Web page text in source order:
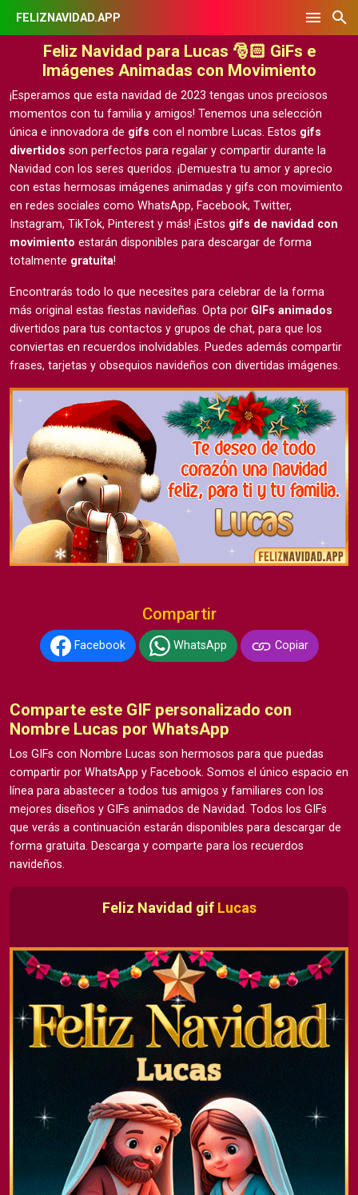
FELIZNAVIDAD.APP
Feliz Navidad para Lucas 🎅🏻 GiFs e
Imágenes Animadas con Movimiento
¡Esperamos que esta navidad de 2023 tengas unos preciosos
momentos con tu familia y amigos! Tenemos una selección
única e innovadora de gifs con el nombre Lucas. Estos gifs
divertidos son perfectos para regalar y compartir durante la
Navidad con los seres queridos. ¡Demuestra tu amor y aprecio
con estas hermosas imágenes animadas y gifs con movimiento
en redes sociales como WhatsApp, Facebook, Twitter,
Instagram, TikTok, Pinterest y más! ¡Estos gifs de navidad con
movimiento estarán disponibles para descargar de forma
totalmente gratuita!
Encontrarás todo lo que necesites para celebrar de la forma
más original estas fiestas navideñas. Opta por GIFs animados
divertidos para tus contactos y grupos de chat, para que los
conviertas en recuerdos inolvidables. Puedes además compartir
frases, tarjetas y obsequios navideños con divertidas imágenes.
Compartir
Facebook WhatsApp Copiar
Comparte este GIF personalizado con
Nombre Lucas por WhatsApp
Los GIFs con Nombre Lucas son hermosos para que puedas
compartir por WhatsApp y Facebook. Somos el único espacio en
línea para abastecer a todos tus amigos y familiares con los
mejores diseños y GIFs animados de Navidad. Todos los GIFs
que verás a continuación estarán disponibles para descargar de
forma gratuita. Descarga y comparte para los recuerdos
navideños.
Feliz Navidad gif Lucas